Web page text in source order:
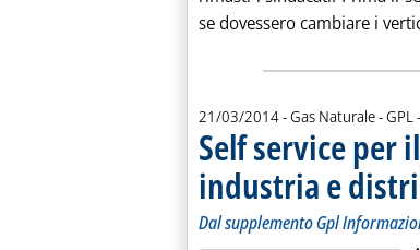
se dovessero cambiare i
21/03/2014- Gas Naturale - GPL
Self service per
industria e
Dal supplemento Gpl